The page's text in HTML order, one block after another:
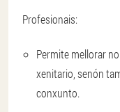
Profesionais:
Permite mellorar
xenitario, senón
conxunto.